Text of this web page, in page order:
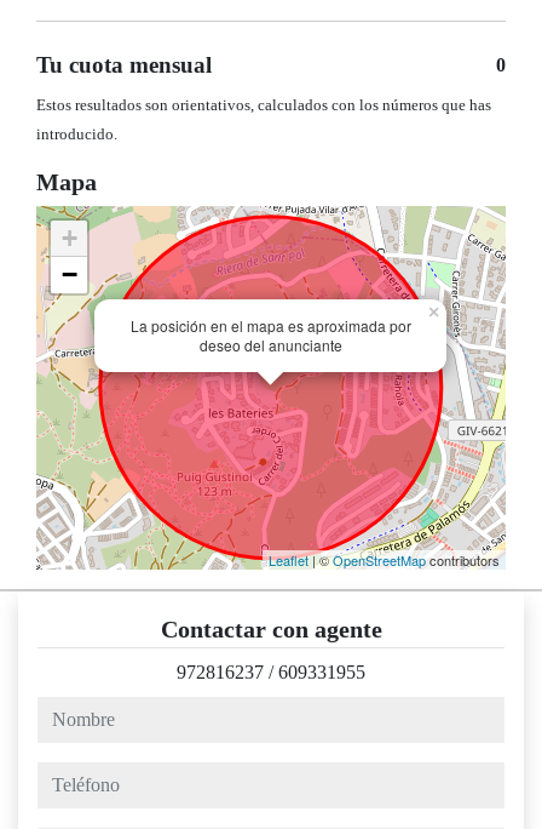
Tu cuota mensual 0
Estos resultados son orientativos, calculados con los números que has
introducido.
Mapa
La posición en el mapa es aproximada por
deseo del anunciante
×
+
−
Leaflet| ©OpenStreetMapcontributors
Contactar con agente
972816237 /609331955
nombre
teléfono